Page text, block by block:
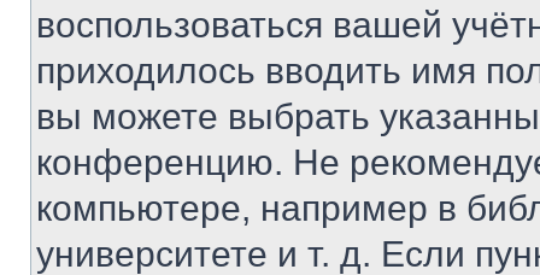
воспользоваться вашей
приходилось вводить имя
вы можете выбрать
конференцию. Не
компьютере, например в
университете и т. д. Если